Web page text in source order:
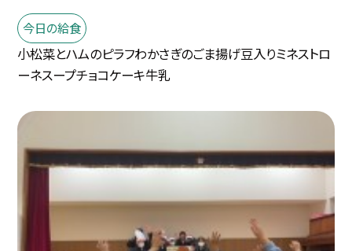
今日の給食
小松菜とハムのピラフわかさぎのごま揚げ豆入りミネストロ
ーネスープチョコケーキ牛乳